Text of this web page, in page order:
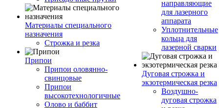
Материалы специального
назначения
Строжка и резка
Припои
Припои оловянно-
свинцовые
Припои
высокотехнологичные
Олово и баббит
направляющие
для лазерного
аппарата
Уплотнительные
кольца для
лазерной сварки
Дуговая строжка и
экзотермическая резка
Воздушно-
дуговая строжка